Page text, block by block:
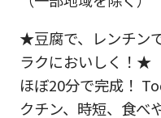
★豆腐で、レンチン
ラクにおいしく！★
ほぼ20分で完成！
クチン、時短、食べ